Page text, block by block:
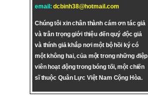
email:dcbinh38@hotmail.com
Chúng tôi xin chân thành cám ơn tác giả
và trân trọng giới thiệu đến quý độc giả
và thính giả khắp nơi một bộ hồi ký có
một không hai, của một trong những điệp
viên hoạt động trong bóng tối, một chiến
sĩ thuộc Quân Lực Việt Nam Cộng Hòa.